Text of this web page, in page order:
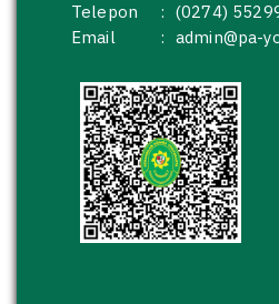
Telepon
: (0274)
Email
: admin@pa-